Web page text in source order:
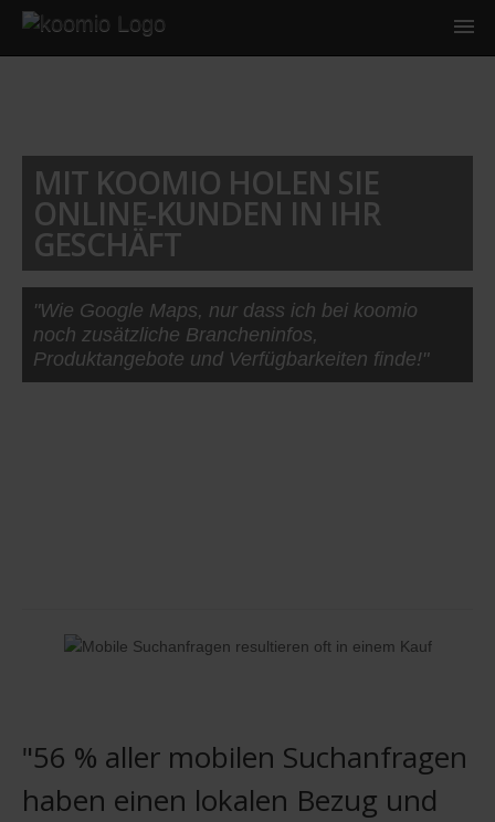
MIT KOOMIO HOLEN SIE
ONLINE-KUNDEN IN IHR
GESCHÄFT
"Wie Google Maps, nur dass ich bei koomio
noch zusätzliche Brancheninfos,
Produktangebote und Verfügbarkeiten finde!"
"56 % aller mobilen Suchanfragen
haben einen lokalen Bezug und